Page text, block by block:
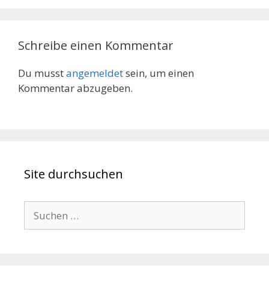
Schreibe einen Kommentar
Du musstangemeldetsein, um einen
Kommentar abzugeben.
Site durchsuchen
nach: